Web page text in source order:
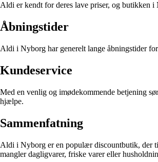
Aldi er kendt for deres lave priser, og butikken
Åbningstider
Aldi i Nyborg har generelt lange åbningstider
Kundeservice
Med en venlig og imødekommende betjening
hjælpe.
Sammenfatning
Aldi i Nyborg er en populær discountbutik, der
mangler dagligvarer, friske varer eller